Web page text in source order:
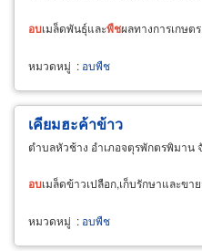
อบเมล็ดพันธุ์และพืชผลทางการเกษต
หมวดหมู่ : อบพืช
เคียมฮะค้าข้าว
ตำบลหัวช้าง อำเภอจตุรพักตรพิมาน
อบเมล็ดข้าวเปลือก,เก็บรักษาและขา
หมวดหมู่ : อบพืช